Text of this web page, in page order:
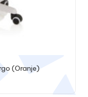
(Oranje)